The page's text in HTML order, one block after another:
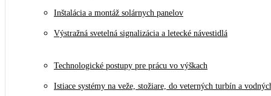
Inštalácia a montáž solárnych panelov
Výstražná svetelná signalizácia a letecké návestidlá
Technologické postupy pre prácu vo výškach
Istiace systémy na veže, stožiare, do veterných turbín a